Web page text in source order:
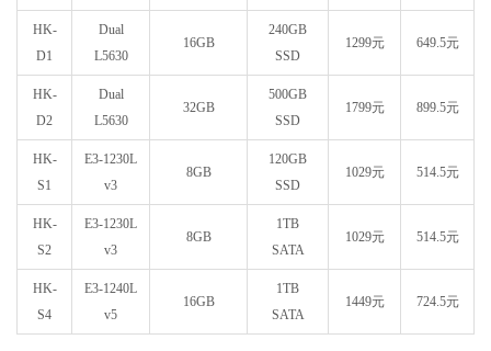
HK-
D1
Dual
L5630
16GB
240GB
SSD
1299元 649.5元
HK-
D2
Dual
L5630
32GB
500GB
SSD
1799元 899.5元
HK-
S1
E3-1230L
v3
8GB
120GB
SSD
1029元 514.5元
HK-
S2
E3-1230L
v3
8GB
1TB
SATA
1029元 514.5元
HK-
S4
E3-1240L
v5
16GB
1TB
SATA
1449元 724.5元